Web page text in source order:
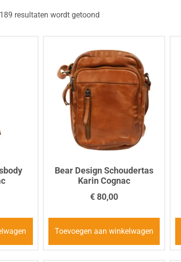
resultaten wordt getoond
Bear Design Schoudertas
Karin Cognac
€80,00
Toevoegen aan winkelwagen